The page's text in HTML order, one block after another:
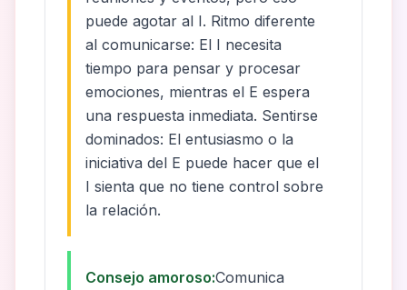
puede agotar al I. Ritmo diferente
al comunicarse: El I necesita
tiempo para pensar y procesar
emociones, mientras el E espera
una respuesta inmediata. Sentirse
dominados: El entusiasmo o la
iniciativa del E puede hacer que el
I sienta que no tiene control sobre
la relación.
Consejo amoroso:Comunica